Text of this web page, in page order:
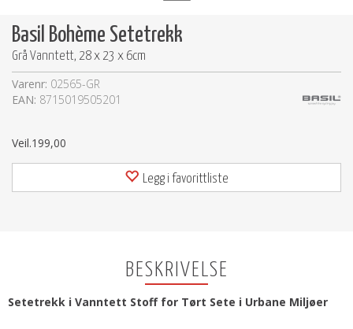
Basil Bohème Setetrekk
Grå Vanntett, 28 x 23 x 6cm
Varenr: 02565-GR
EAN: 8715019505201
Veil.199,00
Legg i favorittliste
BESKRIVELSE
Setetrekk i Vanntett Stoff for Tørt Sete i Urbane Miljøer